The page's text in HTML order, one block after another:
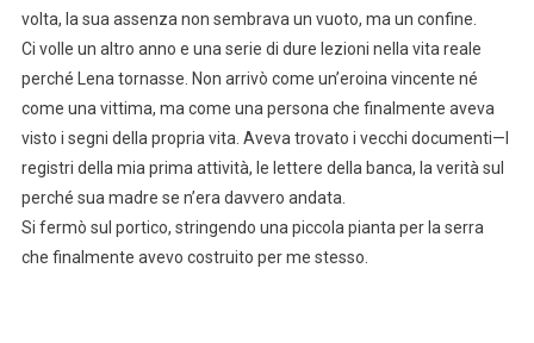
volta, la sua assenza non sembrava un vuoto, ma un confine.
Ci volle un altro anno e una serie di dure lezioni nella vita reale
perché Lena tornasse. Non arrivò come un’eroina vincente né
come una vittima, ma come una persona che finalmente aveva
visto i segni della propria vita. Aveva trovato i vecchi documenti—I
registri della mia prima attività, le lettere della banca, la verità sul
perché sua madre se n’era davvero andata.
Si fermò sul portico, stringendo una piccola pianta per la serra
che finalmente avevo costruito per me stesso.